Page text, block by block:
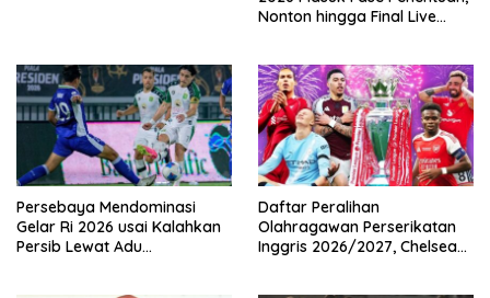
Nonton hingga Final Live
Persebaya Mendominasi
Gelar Ri 2026 usai Kalahkan
Persib Lewat Adu
Daftar Peralihan
Olahragawan Perserikatan
Inggris 2026/2027, Chelsea